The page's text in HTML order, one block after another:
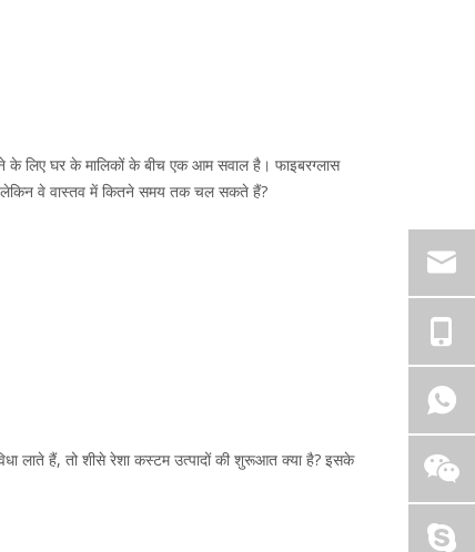
लिए घर के मालिकों के बीच एक आम सवाल है। फाइबरग्लास
वे वास्तव में कितने समय तक चल सकते हैं?
लाते हैं, तो शीसे रेशा कस्टम उत्पादों की शुरूआत क्या है? इसके